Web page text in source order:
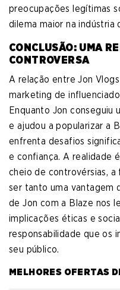
preocupações legítimas
dilema maior na indústria
CONCLUSÃO: UMA
CONTROVERSA
A relação entre Jon
marketing de
Enquanto Jon conseguiu
e ajudou a popularizar a
enfrenta desafios
e confiança. A realidade
cheio de controvérsias,
ser tanto uma vantagem
de Jon com a Blaze nos
implicações éticas e
responsabilidade que os
seu público.
MELHORES OFERTAS